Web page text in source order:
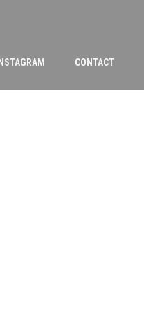
CONTACT